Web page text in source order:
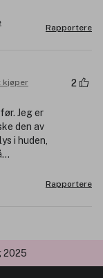
Rapportere
kjøper 2
Jeg er
den av
i huden,
Rapportere
2025